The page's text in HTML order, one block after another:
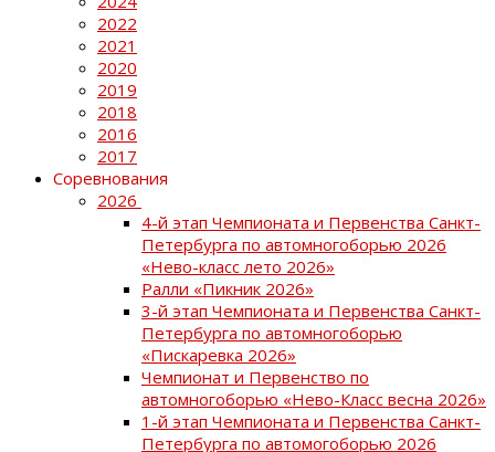
2022
2021
2020
2019
2018
2016
2017
Соревнования
2026
4-й этап Чемпионата и Первенства Санкт-
Петербурга по автомногоборью 2026
«Нево-класс лето 2026»
Ралли «Пикник 2026»
3-й этап Чемпионата и Первенства Санкт-
Петербурга по автомногоборью
«Пискаревка 2026»
Чемпионат и Первенство по
автомногоборью «Нево-Класс весна 2026»
1-й этап Чемпионата и Первенства Санкт-
Петербурга по автомогоборью 2026